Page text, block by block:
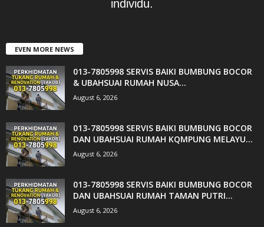
individu.
EVEN MORE NEWS
013-7805998 SERVIS BAIKI BUMBUNG BOCOR
& UBAHSUAI RUMAH NUSA...
August 6, 2026
013-7805998 SERVIS BAIKI BUMBUNG BOCOR
DAN UBAHSUAI RUMAH KQMPUNG MELAYU...
August 6, 2026
013-7805998 SERVIS BAIKI BUMBUNG BOCOR
DAN UBAHSUAI RUMAH TAMAN PUTRI...
August 6, 2026